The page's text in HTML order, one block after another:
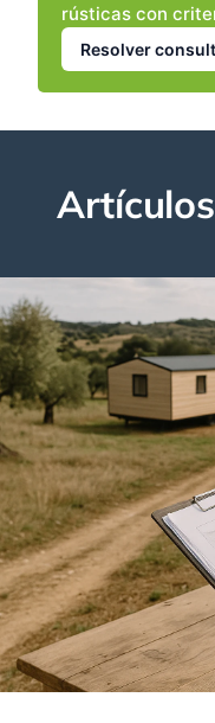
rústicas con
Resolver